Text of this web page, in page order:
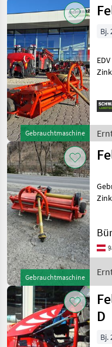
Krone
Pöttinger
Alle 12
anzeigen
MARKTPLATZ
Marktplatz
Gebrauchtmaschine
Bj.
Gebrauchtmaschine
/
D
Bj.